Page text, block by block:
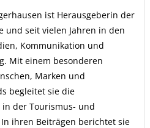
ist Herausgeberin der
und seit vielen Jahren in den
Kommunikation und
Mit einem besonderen
Marken und
begleitet sie die
in der Tourismus- und
ihren Beiträgen berichtet sie